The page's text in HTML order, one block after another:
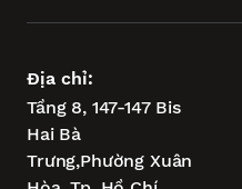
Địa chỉ:
Tầng 8, 147-147 Bis
Hai Bà
Trưng,Phường Xuân